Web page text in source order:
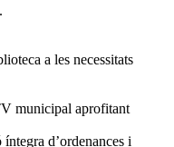
a les necessitats
municipal aprofitant
d’ordenances i